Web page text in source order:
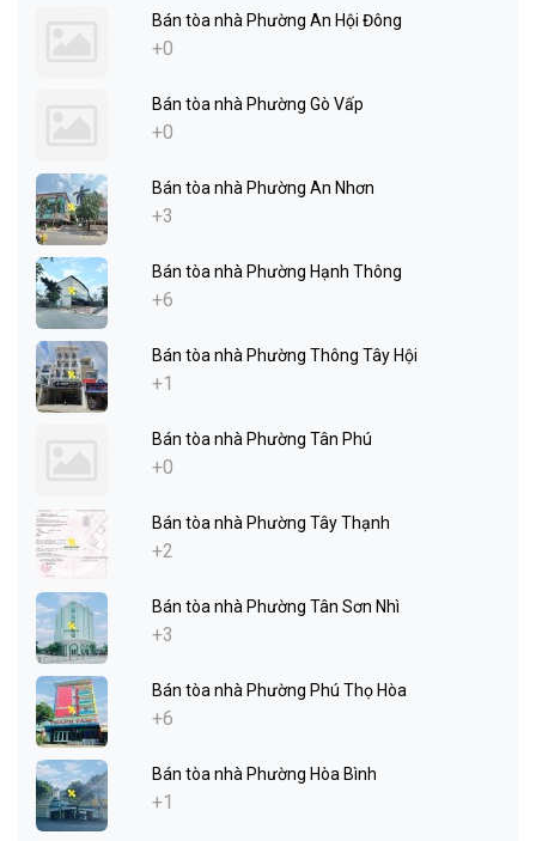
Bán tòa nhà Phường An Hội Đông
+0
Bán tòa nhà Phường Gò Vấp
+0
Bán tòa nhà Phường An Nhơn
+3
Bán tòa nhà Phường Hạnh Thông
+6
Bán tòa nhà Phường Thông Tây Hội
+1
Bán tòa nhà Phường Tân Phú
+0
Bán tòa nhà Phường Tây Thạnh
+2
Bán tòa nhà Phường Tân Sơn Nhì
+3
Bán tòa nhà Phường Phú Thọ Hòa
+6
Bán tòa nhà Phường Hòa Bình
+1